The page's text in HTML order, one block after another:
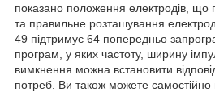
показано положення електродів, що
та правильне розташування
49 підтримує 64 попередньо
програм, у яких частоту, ширину
вимкнення можна встановити
потреб. Ви також можете самостійно